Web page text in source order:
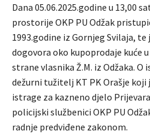
Dana 05.06.2025.godine u 13,00
prostorije OKP PU Odžak
1993.godine iz Gornjeg Svilaja,
dogovora oko kupoprodaje kuće
strane vlasnika Ž.M. iz Odžaka.
dežurni tužitelj KT PK Orašje
istrage za kazneno djelo
policijski službenici OKP PU
radnje predviđene zakonom.